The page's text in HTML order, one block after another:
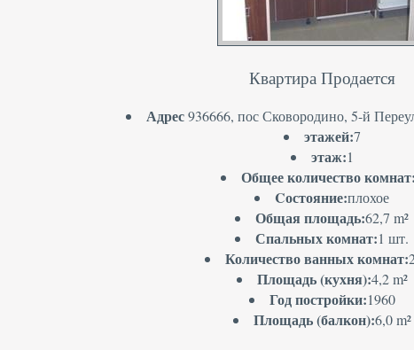
Квартира Продается
Адрес936666, пос Сковородино, 5-й
этажей:7
этаж:1
Общее количество
Cостояние:плохое
Общая площадь:62,7 m²
Спальных комнат:1 шт.
Количество ванных комнат:
Площадь (кухня):4,2 m²
Год постройки:1960
Площадь (балкон):6,0 m²